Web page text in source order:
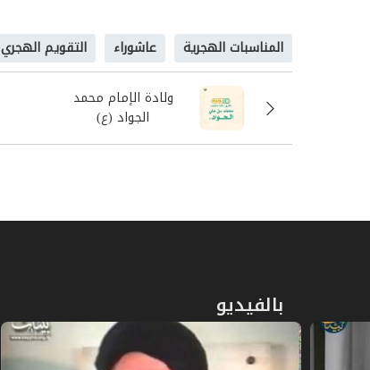
المناسبات الهجرية عاشوراء التقويم الهجري
ولادة الإمام محمد
الجواد (ع)
بالفيديو